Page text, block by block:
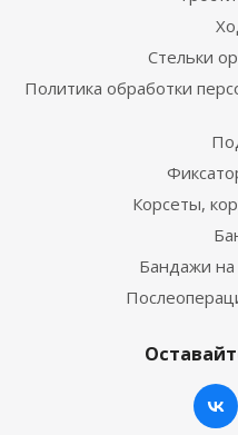
Стельки
Политика обработки
Корсеты,
Бандажи